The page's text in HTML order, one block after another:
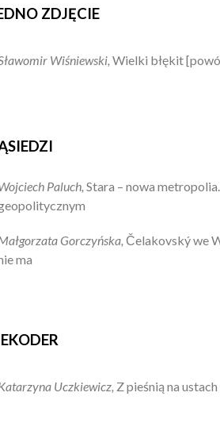
ZDJĘCIE
Wiśniewski, Wielki błękit
Paluch, Stara – nowa
Gorczyńska, Čelakovský we
ma
Uczkiewicz, Z pieśnią na ustach